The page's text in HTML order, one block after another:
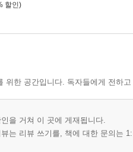
할인)
위한 공간입니다. 독자들에게 전하
을 거쳐 이 곳에 게재됩니다.
는 리뷰 쓰기를, 책에 대한 문의는